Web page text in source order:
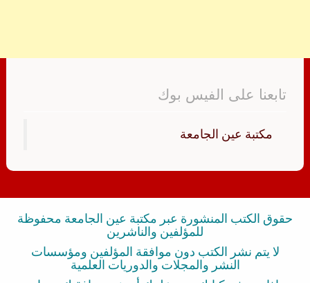
تابعنا على الفيس بوك
‏مكتبة عين الجامعة‏
حقوق الكتب المنشورة عبر مكتبة عين الجامعة محفوظة
للمؤلفين والناشرين
لا يتم نشر الكتب دون موافقة المؤلفين ومؤسسات
النشر والمجلات والدوريات العلمية